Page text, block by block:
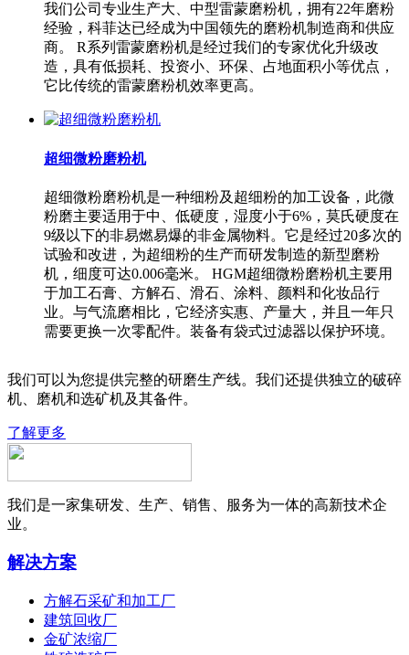
我们公司专业生产大、中型雷蒙磨粉机，拥有22年磨粉
经验，科菲达已经成为中国领先的磨粉机制造商和供应
商。 R系列雷蒙磨粉机是经过我们的专家优化升级改
造，具有低损耗、投资小、环保、占地面积小等优点，
它比传统的雷蒙磨粉机效率更高。
超细微粉磨粉机
超细微粉磨粉机是一种细粉及超细粉的加工设备，此微
粉磨主要适用于中、低硬度，湿度小于6%，莫氏硬度在
9级以下的非易燃易爆的非金属物料。它是经过20多次的
试验和改进，为超细粉的生产而研发制造的新型磨粉
机，细度可达0.006毫米。 HGM超细微粉磨粉机主要用
于加工石膏、方解石、滑石、涂料、颜料和化妆品行
业。与气流磨相比，它经济实惠、产量大，并且一年只
需要更换一次零配件。装备有袋式过滤器以保护环境。
我们可以为您提供完整的研磨生产线。我们还提供独立的破碎
机、磨机和选矿机及其备件。
了解更多
我们是一家集研发、生产、销售、服务为一体的高新技术企
业。
解决方案
方解石采矿和加工厂
建筑回收厂
金矿浓缩厂